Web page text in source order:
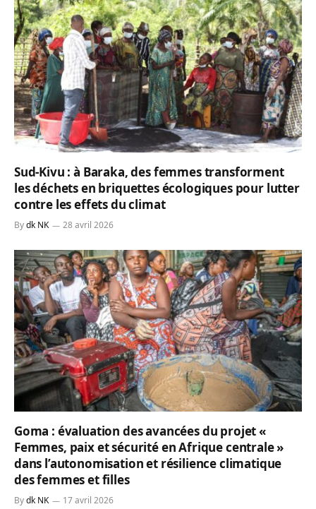
Sud-Kivu : à Baraka, des femmes transforment
les déchets en briquettes écologiques pour lutter
contre les effets du climat
Bydk NK 28 avril 2026
Goma : évaluation des avancées du projet «
Femmes, paix et sécurité en Afrique centrale »
dans l’autonomisation et résilience climatique
des femmes et filles
Bydk NK 17 avril 2026